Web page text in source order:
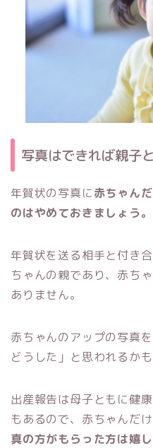
写真はできれば親子
年賀状の写真に赤ちゃん
のはやめておきましょう。
年賀状を送る相手と付き
ちゃんの親であり、赤ち
ありません。
赤ちゃんのアップの写真
どうした」と思われるかも
出産報告は母子ともに健
もあるので、赤ちゃんだけ
真の方がもらった方は嬉